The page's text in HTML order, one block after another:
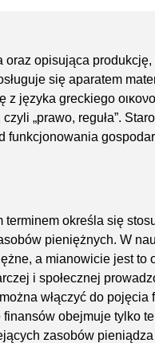
oraz opisująca
się aparatem
języka greckiego
„prawo, reguła”.
funkcjonowania
określa się
pieniężnych. W
a mianowicie jest to
i społecznej
włączyć do pojęcia
obejmuje tylko
zasobów